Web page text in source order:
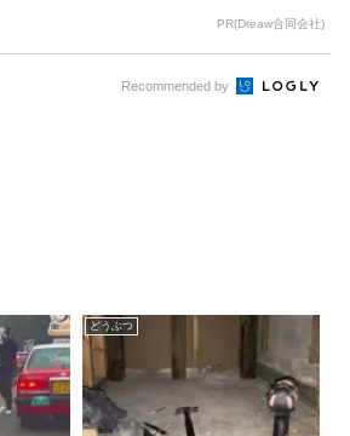
PR(Dreaw合同会社)
Recommended by
どうぶつ